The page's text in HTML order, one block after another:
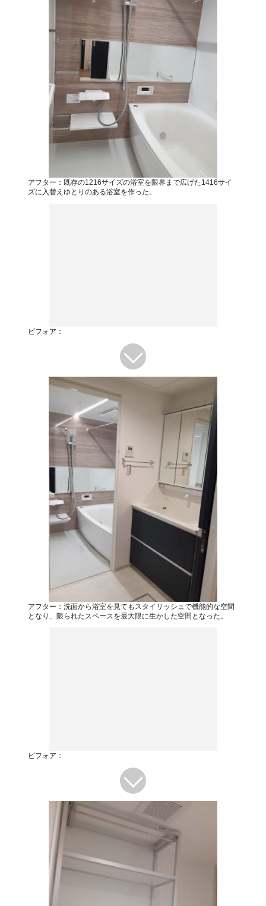
アフター：既存の1216サイズの浴室を限界まで広げた1416サイ
ズに入替えゆとりのある浴室を作った。
ビフォア：
アフター：洗面から浴室を見てもスタイリッシュで機能的な空間
となり、限られたスペースを最大限に生かした空間となった。
ビフォア：